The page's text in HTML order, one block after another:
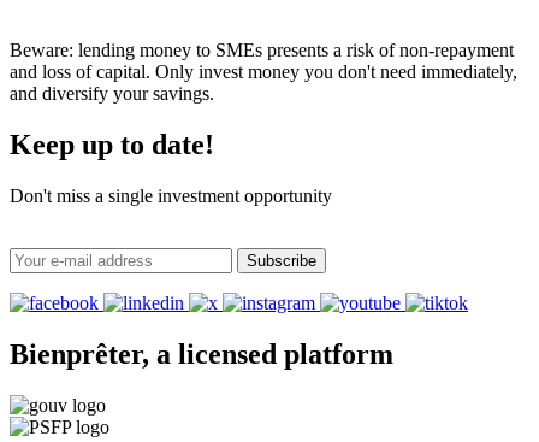
Beware: lending money to SMEs presents a risk of non-repayment
and loss of capital. Only invest money you don't need immediately,
and diversify your savings.
Keep up to date!
Don't miss a single investment opportunity
Subscribe
Bienprêter, a licensed platform